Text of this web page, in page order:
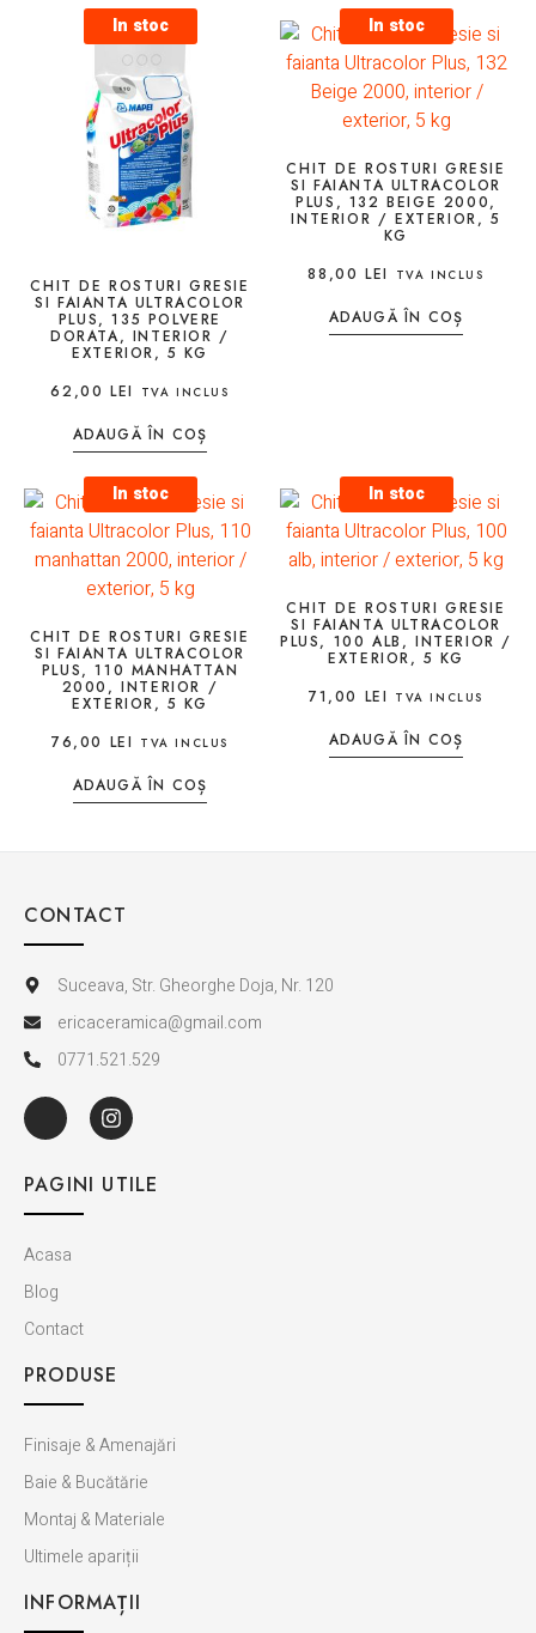
In stoc
CHIT DE ROSTURI GRESIE
SI FAIANTA ULTRACOLOR
PLUS, 135 POLVERE
DORATA, INTERIOR /
EXTERIOR, 5 KG
62,00LEI TVA INCLUS
ADAUGĂ ÎN COȘ
In stoc
CHIT DE ROSTURI GRESIE
SI FAIANTA ULTRACOLOR
PLUS, 132 BEIGE 2000,
INTERIOR / EXTERIOR, 5
KG
88,00LEI TVA INCLUS
ADAUGĂ ÎN COȘ
In stoc
CHIT DE ROSTURI GRESIE
SI FAIANTA ULTRACOLOR
PLUS, 110 MANHATTAN
2000, INTERIOR /
EXTERIOR, 5 KG
76,00 LEI TVA INCLUS
ADAUGĂ ÎN COȘ
In stoc
CHIT DE ROSTURI GRESIE
SI FAIANTA ULTRACOLOR
PLUS, 100 ALB, INTERIOR /
EXTERIOR, 5 KG
71,00 LEI TVA INCLUS
ADAUGĂ ÎN COȘ
CONTACT
Suceava, Str. Gheorghe Doja, Nr. 120
ericaceramica@gmail.com
0771.521.529
PAGINI UTILE
Acasa
Blog
Contact
PRODUSE
Finisaje & Amenajări
Baie & Bucătărie
Montaj & Materiale
Ultimele apariții
INFORMAȚII